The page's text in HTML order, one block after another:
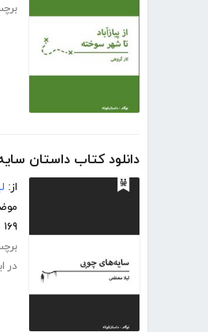
دانلود کتاب داستان
از:
۱۶۹ صفحه
در